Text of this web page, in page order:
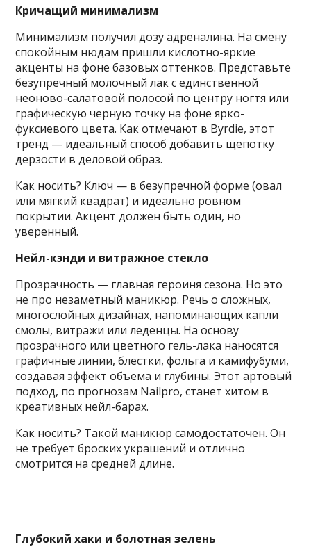
Кричащий минимализм
Минимализм получил дозу адреналина. На смену
спокойным нюдам пришли кислотно-яркие
акценты на фоне базовых оттенков. Представьте
безупречный молочный лак с единственной
неоново-салатовой полосой по центру ногтя или
графическую черную точку на фоне ярко-
фуксиевого цвета. Как отмечают в Byrdie, этот
тренд — идеальный способ добавить щепотку
дерзости в деловой образ.
Как носить? Ключ — в безупречной форме (овал
или мягкий квадрат) и идеально ровном
покрытии. Акцент должен быть один, но
уверенный.
Нейл-кэнди и витражное стекло
Прозрачность — главная героиня сезона. Но это
не про незаметный маникюр. Речь о сложных,
многослойных дизайнах, напоминающих капли
смолы, витражи или леденцы. На основу
прозрачного или цветного гель-лака наносятся
графичные линии, блестки, фольга и камифубуми,
создавая эффект объема и глубины. Этот артовый
подход, по прогнозам Nailpro, станет хитом в
креативных нейл-барах.
Как носить? Такой маникюр самодостаточен. Он
не требует броских украшений и отлично
смотрится на средней длине.
Глубокий хаки и болотная зелень